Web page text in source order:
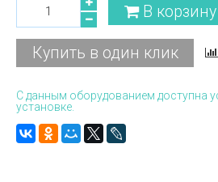
В корзину
Купить в один клик
С данным оборудованием доступна
установке.